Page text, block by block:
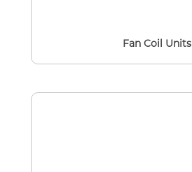
Fan Coil Units